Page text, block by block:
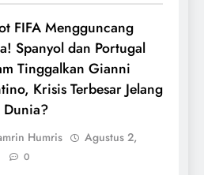
FIFA Mengguncang
Spanyol dan Portugal
Tinggalkan Gianni
Krisis Terbesar Jelang
Dunia?
Humris
Agustus 2,
0